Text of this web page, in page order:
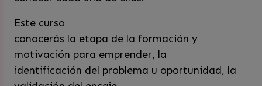
Este curso
conocerás la etapa de la formación y
motivación para emprender, la
identificación del problema u oportunidad, la